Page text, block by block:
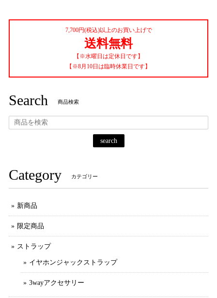
7,700円(税込)以上のお買い上げで
送料無料
【※水曜日は定休日です】
【※8月10日は臨時休業日です】
Search 商品検索
search
Category カテゴリー
新商品
限定商品
ストラップ
イヤホンジャックストラップ
3wayアクセサリー